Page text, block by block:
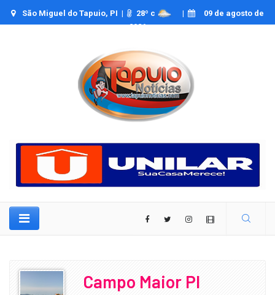
São Miguel do Tapuio, PI | 28º c |
09 de agosto de
2026
Campo Maior PI